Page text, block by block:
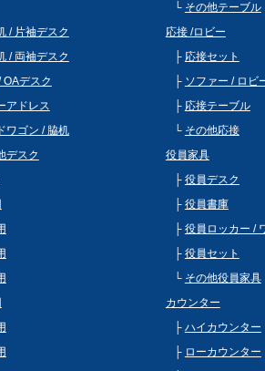
/ 片袖デスク
/ 両袖デスク
OAデスク
アドレス
ワゴン / 脇机
デスク
その他テーブル
応接 /ロビー
応接セット
ソファー / ロビ
応接テーブル
その他応接
役員家具
役員デスク
役員書庫
役員ロッカー /
役員セット
その他役員家具
カウンター
ハイカウンター
ローカウンター